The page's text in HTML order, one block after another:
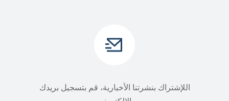
اللإشتراك بنشرتنا الأخبارية، قم بتسجيل بريدك